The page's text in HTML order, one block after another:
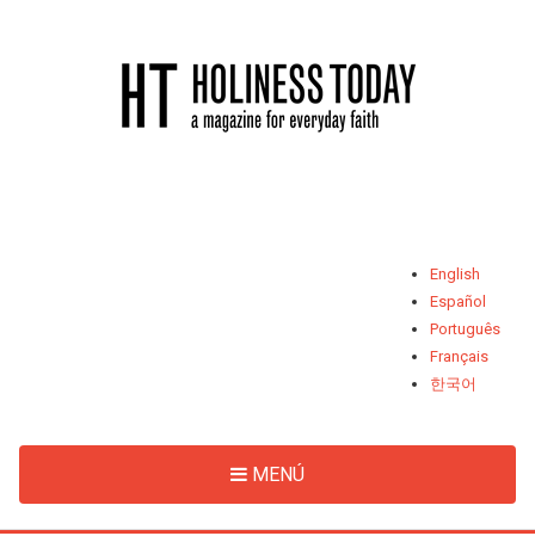
English
Español
Português
Français
한국어
MENÚ